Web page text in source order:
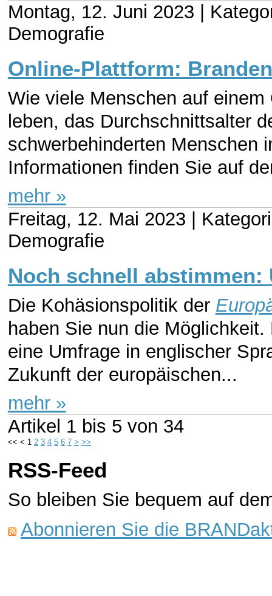
Montag, 12. Juni 2023 |
Demografie
Online-Plattform:
Wie viele Menschen auf
leben, das Durchschnittsalter
schwerbehinderten Menschen
Informationen finden Sie auf
mehr »
Freitag, 12. Mai 2023 |
Demografie
Noch schnell
Die Kohäsionspolitik der
haben Sie nun die
eine Umfrage in englischer
Zukunft der europäischen...
mehr »
Artikel 1 bis 5 von 34
<< < 1 2 3 4 5 6 7 > >>
RSS-Feed
So bleiben Sie bequem auf
Abonnieren Sie die